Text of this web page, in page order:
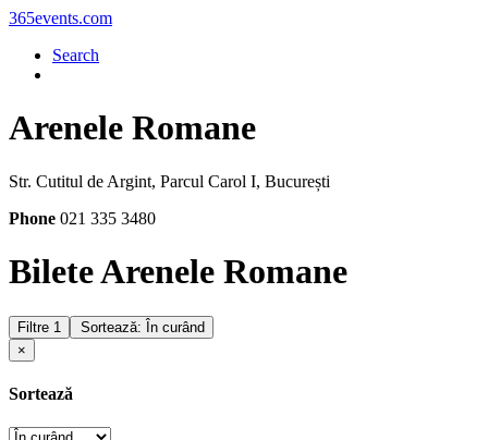
365events.com
Search
Arenele Romane
Str. Cutitul de Argint, Parcul Carol I, București
Phone 021 335 3480
Bilete Arenele Romane
Filtre 1
Sortează: În curând
×
Sortează